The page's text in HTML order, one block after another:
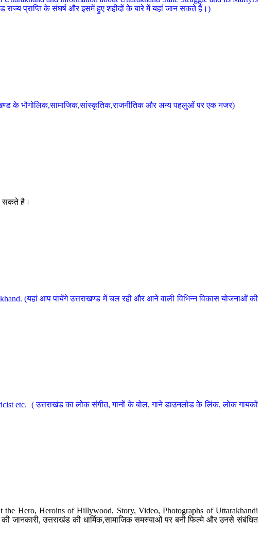
राज्य प्राप्ति के संघर्ष और इसमें हुए शहीदों के बारे में यहां जान सकते हैं।)
के भौगोलिक,सामाजिक,सांस्कृतिक,राजनीतिक और अन्य पहलुओं पर एक नजर)
सकते है।
(यहां आप पायेंगे उत्तराखण्ड में चल रही और आने वाली विभिन्न विकास योजनाओं की
etc. ( उत्तराखंड का लोक संगीत, गानों के बोल, गाने डाउनलोड के लिंक, लोक गायकों
the Hero, Heroins of Hillywood, Story, Video, Photographs of Uttarakhandi
जानकारी, उत्तराखंड की धार्मिक,सामाजिक समस्याओं पर बनी फिल्मे और उनसे संबंधित